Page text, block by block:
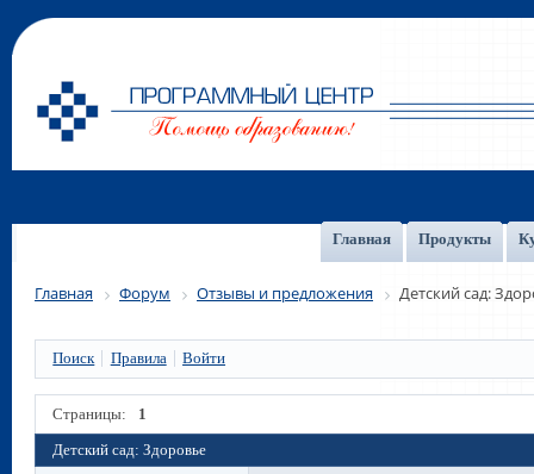
Главная Продукты
Главная Форум Отзывы и предложения Детский сад:
Поиск Правила Войти
Страницы: 1
Детский сад: Здоровье